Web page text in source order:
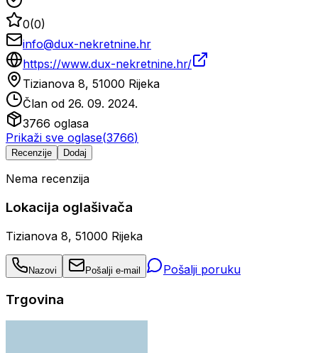
0(0)
info@dux-nekretnine.hr
https://www.dux-nekretnine.hr/
Tizianova 8, 51000 Rijeka
Član od 26. 09. 2024.
3766 oglasa
Prikaži sve oglase(3766)
Recenzije Dodaj
Nema recenzija
Lokacija oglašivača
Tizianova 8, 51000 Rijeka
Nazovi Pošalji e-mail Pošalji poruku
Trgovina